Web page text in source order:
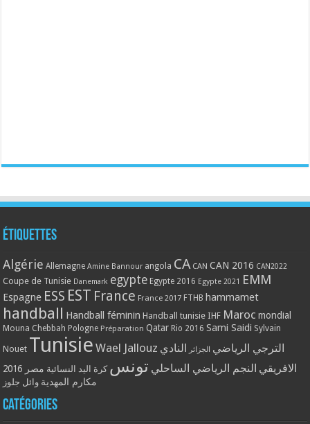
Étiquettes
Algérie Allemagne Amine Bannour angola CA CAN CAN 2016 CAN2022
Coupe de Tunisie Danemark egypte Egypte 2016 Egypte 2021 EMM
Espagne ESS EST France France 2017 FTHB hammamet
handball Handball féminin Handball tunisie IHF Maroc mondial
Mouna Chebbah Pologne Préparation Qatar Rio 2016 Sami Saidi Sylvain
Nouet Tunisie Wael Jallouz الترجي الرياضي الجزائر النادي
الافريقي النجم الرياضي الساحلي تونس كرة اليد النسائية مصر 2016
مكارم المهدية وائل جلوز
Catégories